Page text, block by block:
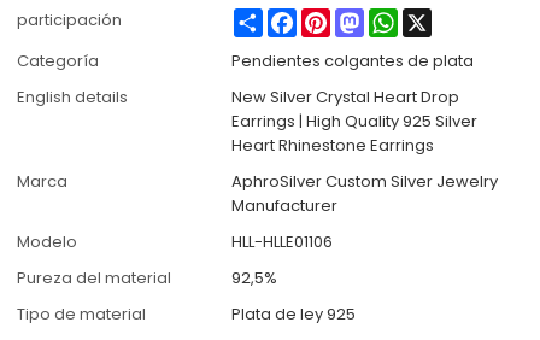
participación ShareFacebook
PinterestMastodonWhatsApp
Categoría
Pendientes colgantes de plata
English details
New Silver Crystal Heart Drop
Earrings | High Quality 925 Silver
Heart Rhinestone Earrings
Marca
AphroSilver Custom Silver Jewelry
Manufacturer
Modelo
HLL-HLLE01106
Pureza del material
92,5%
Tipo de material
Plata de ley 925